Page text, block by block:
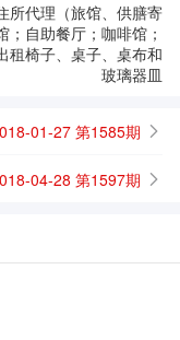
所代理（旅馆、供膳寄
；自助餐厅；咖啡馆；
租椅子、桌子、桌布和
玻璃器皿
01-27 第1585期
04-28 第1597期